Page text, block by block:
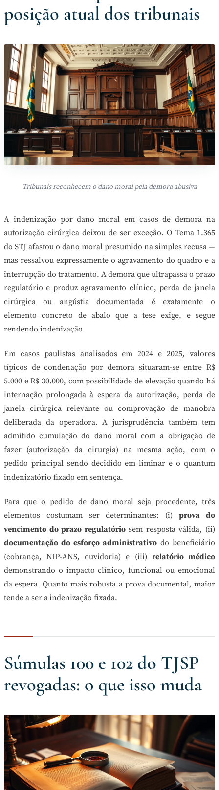
posição atual dos tribunais
Tribunais reconhecem o dano moral pela demora abusiva
A indenização por dano moral em casos de demora na
autorização cirúrgica deixou de ser exceção. O Tema 1.365
do STJ afastou o dano moral presumido na simples recusa —
mas ressalvou expressamente o agravamento do quadro e a
interrupção do tratamento. A demora que ultrapassa o prazo
regulatório e produz agravamento clínico, perda de janela
cirúrgica ou angústia documentada é exatamente o
elemento concreto de abalo que a tese exige, e segue
rendendo indenização.
Em casos paulistas analisados em 2024 e 2025, valores
típicos de condenação por demora situaram-se entre R$
5.000 e R$ 30.000, com possibilidade de elevação quando há
internação prolongada à espera da autorização, perda de
janela cirúrgica relevante ou comprovação de manobra
deliberada da operadora. A jurisprudência também tem
admitido cumulação do dano moral com a obrigação de
fazer (autorização da cirurgia) na mesma ação, com o
pedido principal sendo decidido em liminar e o quantum
indenizatório fixado em sentença.
Para que o pedido de dano moral seja procedente, três
elementos costumam ser determinantes: (i)prova do
vencimento do prazo regulatóriosem resposta válida, (ii)
documentação do esforço administrativo do beneficiário
(cobrança, NIP-ANS, ouvidoria) e (iii) relatório médico
demonstrando o impacto clínico, funcional ou emocional
da espera. Quanto mais robusta a prova documental, maior
tende a ser a indenização fixada.
Súmulas 100 e 102 do TJSP
revogadas: o que isso muda